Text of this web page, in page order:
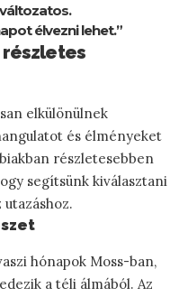
élvezni lehet.”
részletes
elkülönülnek
és élményeket
részletesebben
segítsünk kiválasztani
hónapok Moss-ban,
a téli álmából. Az